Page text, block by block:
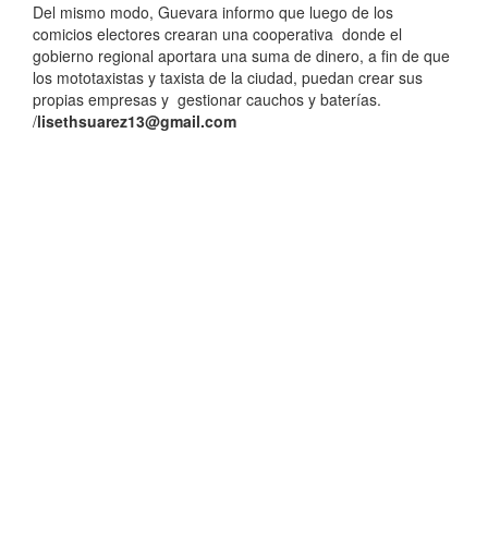
Del mismo modo, Guevara informo que luego de los
comicios electores crearan una cooperativa donde el
gobierno regional aportara una suma de dinero, a fin de que
los mototaxistas y taxista de la ciudad, puedan crear sus
propias empresas y gestionar cauchos y baterías.
/lisethsuarez13@gmail.com